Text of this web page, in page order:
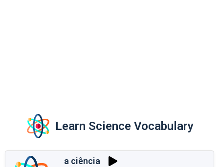
Learn Science Vocabulary
a ciência